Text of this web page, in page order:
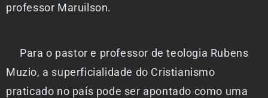
professor Maruilson.
Para o pastor e professor de teologia Rubens
Muzio, a superficialidade do Cristianismo
praticado no país pode ser apontado como uma